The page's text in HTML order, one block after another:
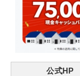
公式HP